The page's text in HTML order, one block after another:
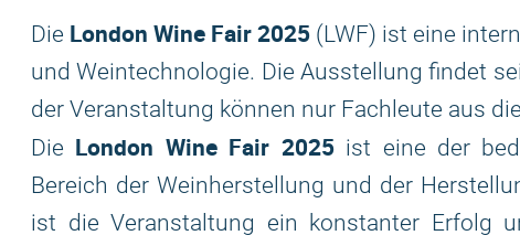
Die London Wine Fair 2025 (LWF) ist eine
und Weintechnologie. Die Ausstellung findet
der Veranstaltung können nur Fachleute aus
Die London Wine Fair 2025ist eine der
Bereich der Weinherstellung und der
ist die Veranstaltung ein konstanter Erfolg